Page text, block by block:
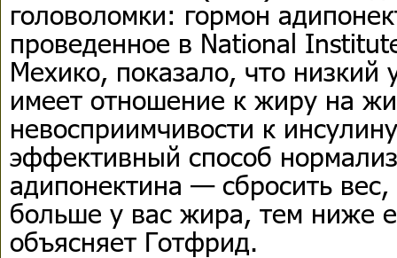
головоломки: гормон
проведенное в National
Мехико, показало, что низкий
имеет отношение к жиру на
невосприимчивости к
эффективный способ
адипонектина — сбросить
больше у вас жира, тем ниже
объясняет Готфрид.